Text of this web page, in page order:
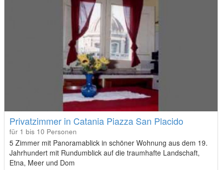
Privatzimmer in Catania Piazza San Placido
für 1 bis 10 Personen
5 Zimmer mit Panoramablick in schöner Wohnung aus dem 19.
Jahrhundert mit Rundumblick auf die traumhafte Landschaft,
Etna, Meer und Dom